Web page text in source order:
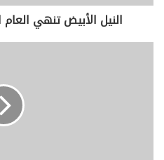
النيل الأبيض تنهي